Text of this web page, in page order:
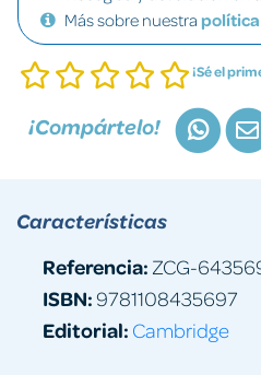
Más sobre nuestra
¡Sé el
¡Compártelo!
Características
Referencia: ZCG-
ISBN:9781108435697
Editorial: Cambridge